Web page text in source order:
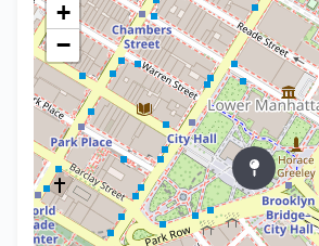
+
−